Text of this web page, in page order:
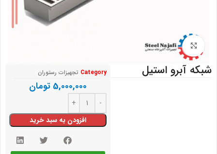
بزرگنمایی تصویر
شبکه آبرو استیل Category تجهیزات رستوران
5,000,000 تومان
افزودن به سبد خرید